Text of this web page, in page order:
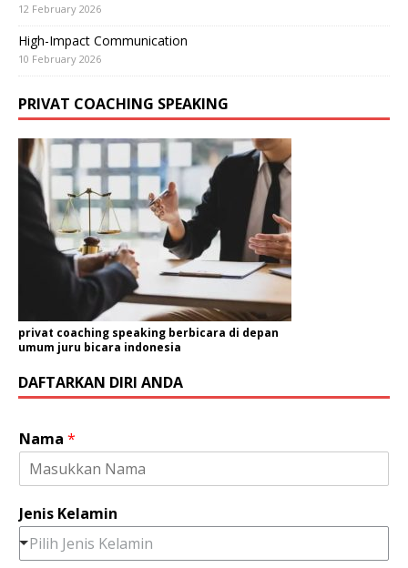
12 February 2026
High-Impact Communication
10 February 2026
PRIVAT COACHING SPEAKING
privat coaching speaking berbicara di depan
umum juru bicara indonesia
DAFTARKAN DIRI ANDA
K
e
a
i
n
K
Nama *
Jenis Kelamin
Pilih Jenis Kelamin